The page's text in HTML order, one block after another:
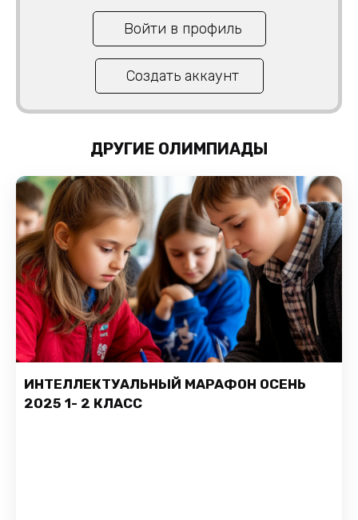
Войти в профиль
Создать аккаунт
ДРУГИЕ ОЛИМПИАДЫ
ИНТЕЛЛЕКТУАЛЬНЫЙ МАРАФОН ОСЕНЬ
2025 1- 2 КЛАСС